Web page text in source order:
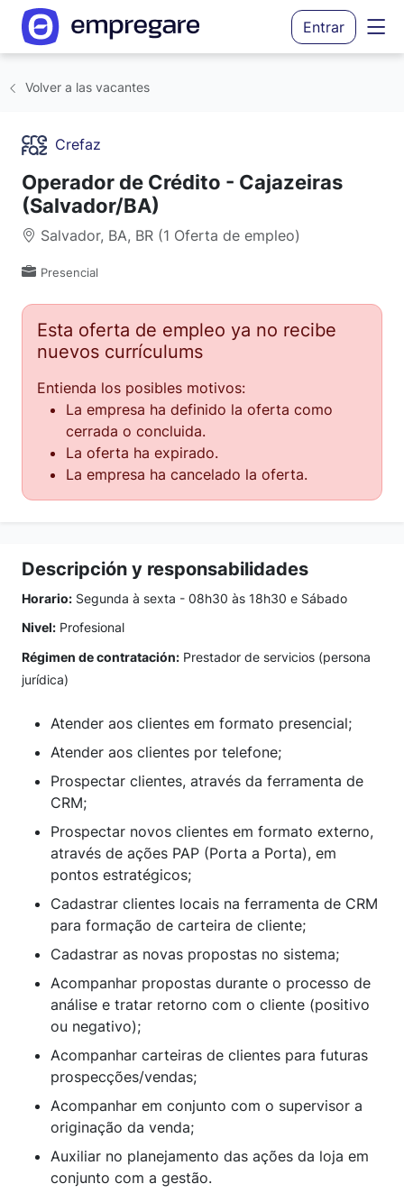
Entrar
Volver a las vacantes
Crefaz
Operador de Crédito - Cajazeiras
(Salvador/BA)
Salvador, BA, BR (1 Oferta de empleo)
Presencial
Esta oferta de empleo ya no recibe
nuevos currículums
Entienda los posibles motivos:
La empresa ha definido la oferta como
cerrada o concluida.
La oferta ha expirado.
La empresa ha cancelado la oferta.
Descripción y responsabilidades
Horario: Segunda à sexta - 08h30 às 18h30 e Sábado
Nivel: Profesional
Régimen de contratación: Prestador de servicios (persona
jurídica)
Atender aos clientes em formato presencial;
Atender aos clientes por telefone;
Prospectar clientes, através da ferramenta de
CRM;
Prospectar novos clientes em formato externo,
através de ações PAP (Porta a Porta), em
pontos estratégicos;
Cadastrar clientes locais na ferramenta de CRM
para formação de carteira de cliente;
Cadastrar as novas propostas no sistema;
Acompanhar propostas durante o processo de
análise e tratar retorno com o cliente (positivo
ou negativo);
Acompanhar carteiras de clientes para futuras
prospecções/vendas;
Acompanhar em conjunto com o supervisor a
originação da venda;
Auxiliar no planejamento das ações da loja em
conjunto com a gestão.